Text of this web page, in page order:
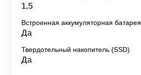
1,5
Встроенная аккумуляторная батарея
Да
Твердотельный накопитель (SSD)
Да